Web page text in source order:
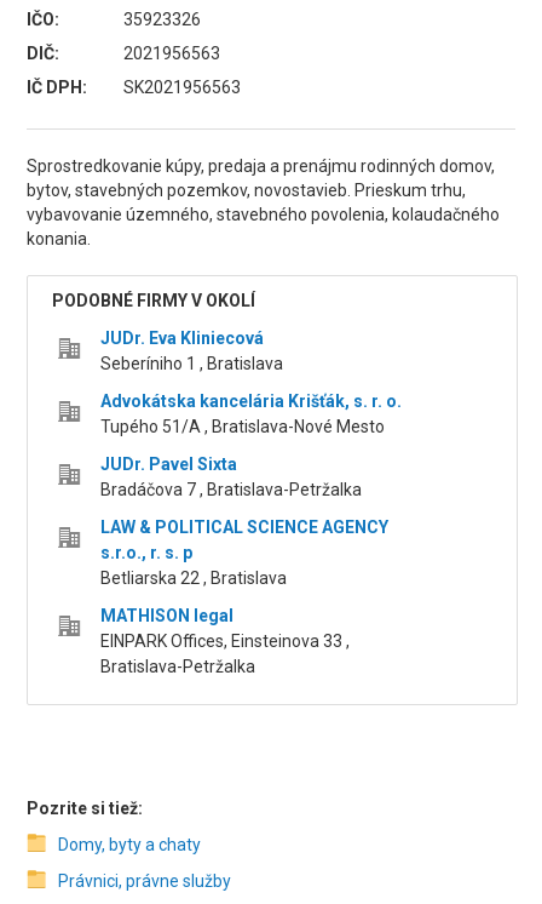
IČO:
35923326
DIČ:
2021956563
IČ DPH:
SK2021956563
Sprostredkovanie kúpy, predaja a prenájmu rodinných domov,
bytov, stavebných pozemkov, novostavieb. Prieskum trhu,
vybavovanie územného, stavebného povolenia, kolaudačného
konania.
PODOBNÉ FIRMY V OKOLÍ
JUDr. Eva Kliniecová
Seberíniho 1 , Bratislava
Advokátska kancelária Krišťák, s. r. o.
Tupého 51/A , Bratislava-Nové Mesto
JUDr. Pavel Sixta
Bradáčova 7 , Bratislava-Petržalka
LAW & POLITICAL SCIENCE AGENCY
s.r.o., r. s. p
Betliarska 22 , Bratislava
MATHISON legal
EINPARK Offices, Einsteinova 33 ,
Bratislava-Petržalka
Pozrite si tiež:
Domy, byty a chaty
Právnici, právne služby